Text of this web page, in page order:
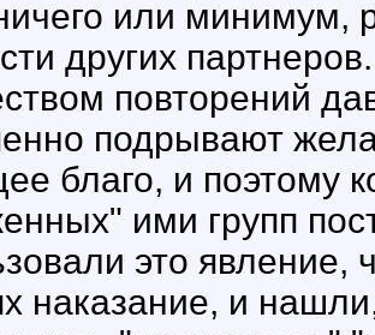
или минимум,
других
повторений
подрывают
благо, и поэтому
ими групп
это явление,
наказание, и